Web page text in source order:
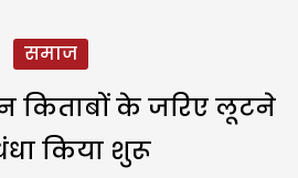
समाज
किताबों के जरिए लूटने
किया शुरू